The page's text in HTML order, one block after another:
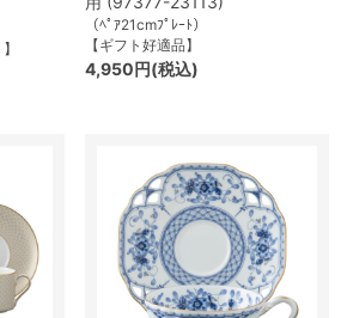
（ﾍﾟｱ21cmﾌﾟﾚｰﾄ）
【ギフト好適品】
4,950円(税込)